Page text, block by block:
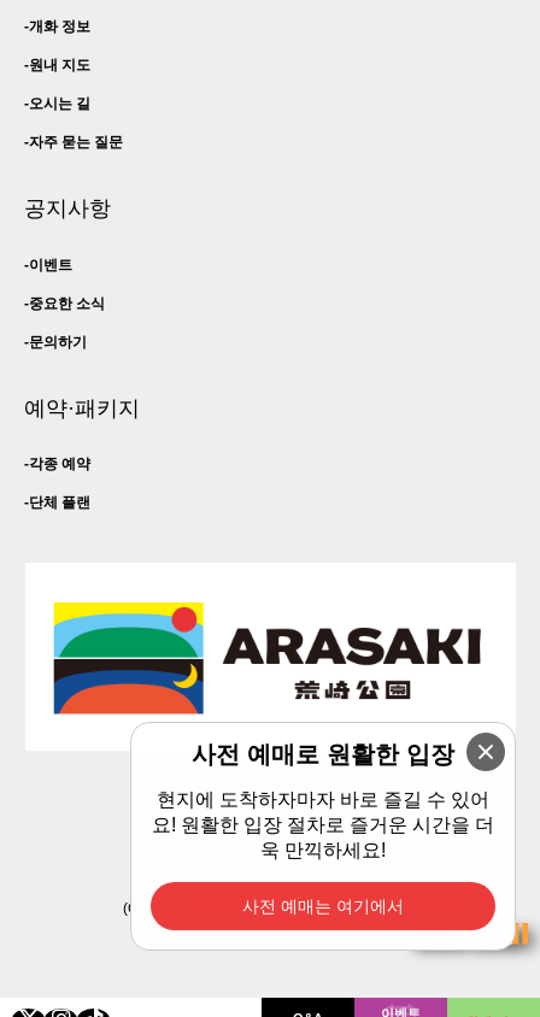
티켓 구매
개화 정보
원내 지도
오시는 길
자주 묻는 질문
공지사항
이벤트
중요한 소식
문의하기
예약·패키지
각종 예약
단체 플랜
개인 정보 보호 정책
지정관리자 : 지역관리 요코스카 공동사업체
(C) 에어리어 매니지먼트 요코스카 공동사업체
이벤트
사전 예매로 원활한 입장
현지에 도착하자마자 바로 즐길 수 있어
요! 원활한 입장 절차로 즐거운 시간을 더
욱 만끽하세요!
사전 예매는 여기에서